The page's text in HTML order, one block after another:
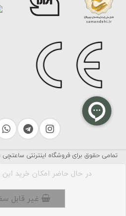
در حال حاضر امکان خرید
غیر قابل
تمامی حقوق برای فروشگاه اینترنتی